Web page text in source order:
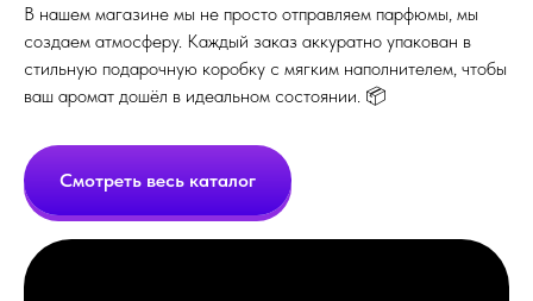
В нашем магазине мы не просто отправляем парфюмы, мы
создаем атмосферу. Каждый заказ аккуратно упакован в
стильную подарочную коробку с мягким наполнителем, чтобы
ваш аромат дошёл в идеальном состоянии. 📦
Смотреть весь каталог